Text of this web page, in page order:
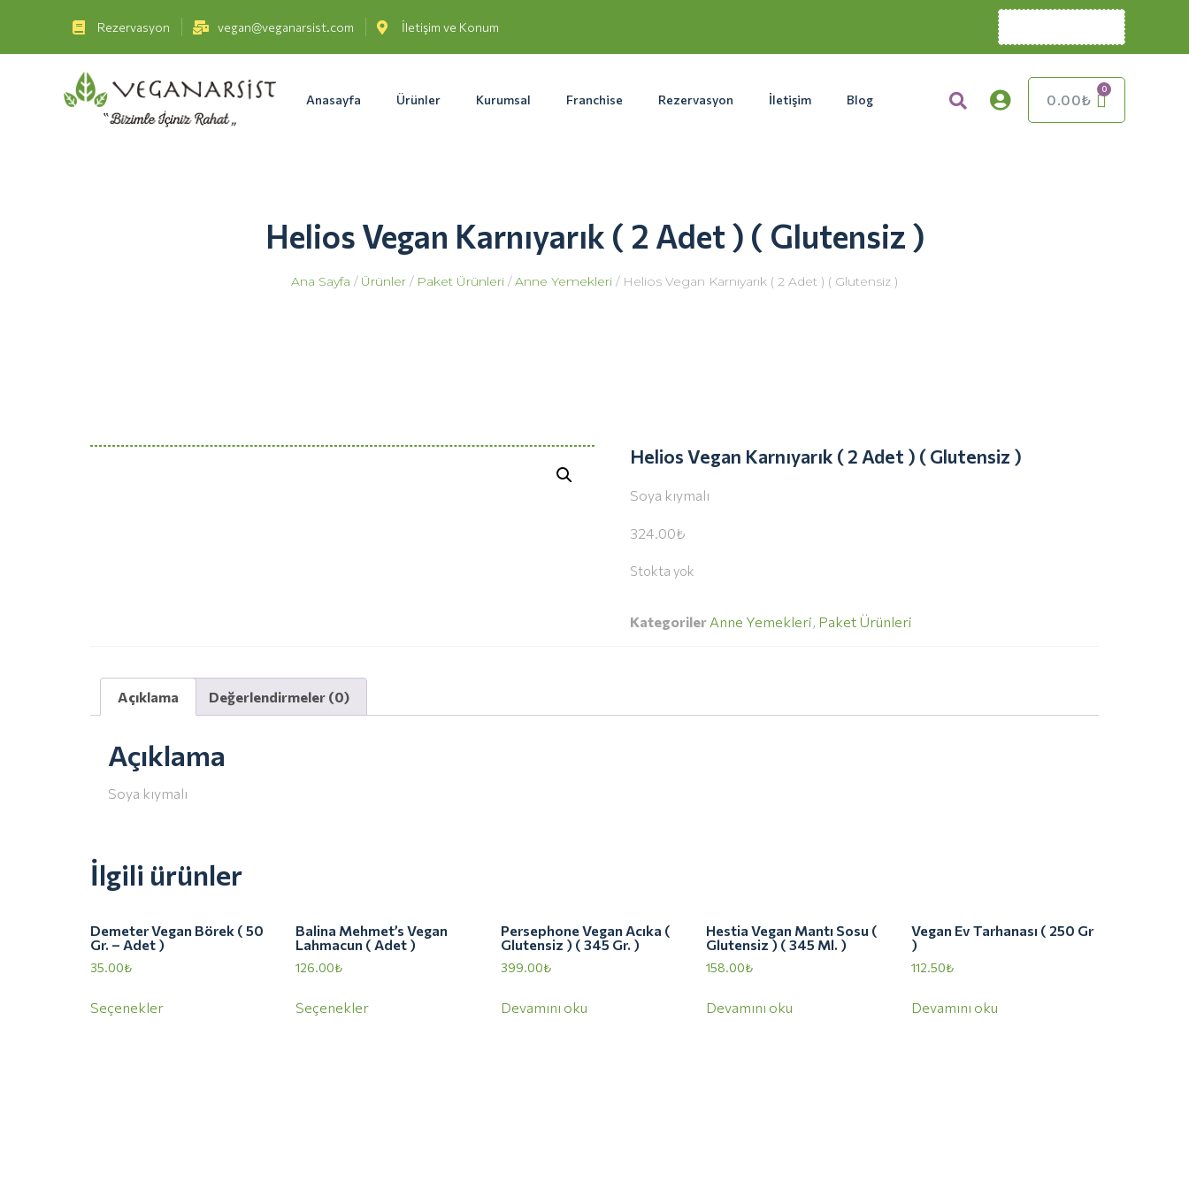
Rezervasyon vegan@veganarsist.com İletişim ve Konum
Anasayfa Ürünler Kurumsal Franchise Rezervasyon İletişim Blog 0.00₺
Helios Vegan Karnıyarık ( 2 Adet ) ( Glutensiz )
Ana Sayfa / Ürünler / Paket Ürünleri /Anne Yemekleri / Helios Vegan Karnıyarık ( 2 Adet ) ( Glutensiz )
Helios Vegan Karnıyarık ( 2 Adet ) ( Glutensiz )
Soya kıymalı
324.00₺
Stokta yok
Kategoriler Anne Yemekleri, Paket Ürünleri
Açıklama Değerlendirmeler (0)
Açıklama
Soya kıymalı
İlgili ürünler
Demeter Vegan Börek ( 50
Gr. – Adet )
35.00₺
Seçenekler
Balina Mehmet’s Vegan
Lahmacun ( Adet )
126.00₺
Seçenekler
Persephone Vegan Acıka (
Glutensiz ) ( 345 Gr. )
399.00₺
Devamını oku
Hestia Vegan Mantı Sosu (
Glutensiz ) ( 345 Ml. )
158.00₺
Devamını oku
Vegan Ev Tarhanası ( 250 Gr
)
112.50₺
Devamını oku